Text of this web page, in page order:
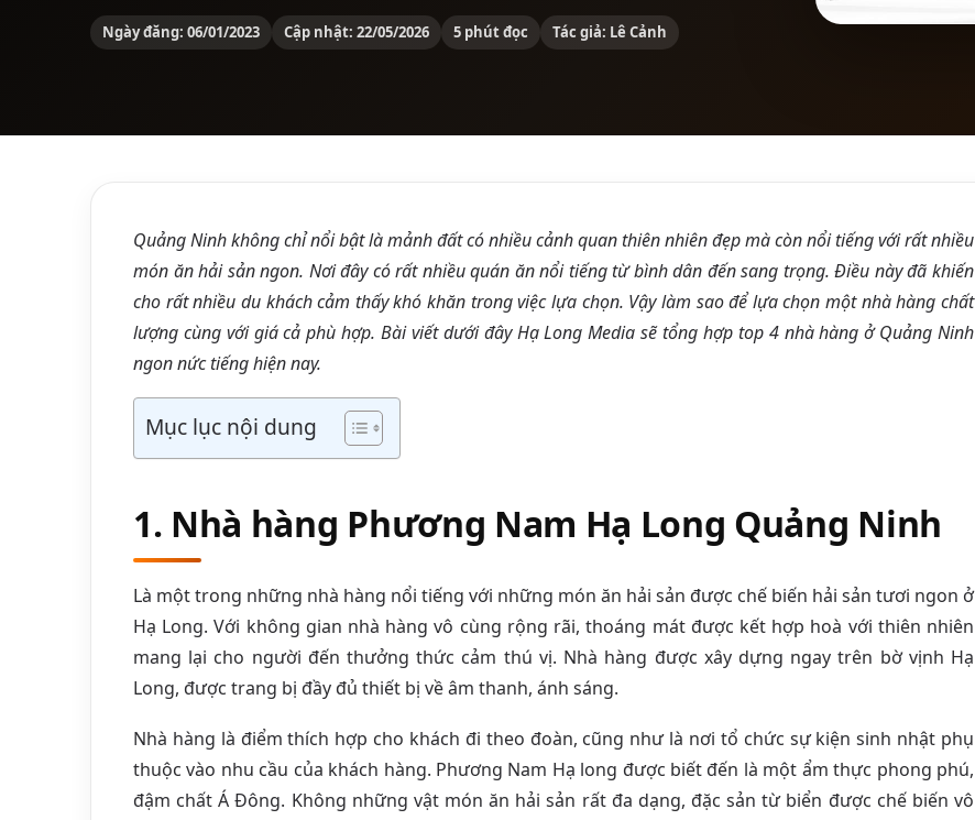
Ngày đăng: 06/01/2023 Cập nhật: 22/05/2026 5 phút đọc Tác giả: Lê Cảnh
Quảng Ninh không chỉ nổi bật là mảnh đất có nhiều cảnh quan thiên nhiên đẹp mà còn nổi tiếng với rất nhiều
món ăn hải sản ngon. Nơi đây có rất nhiều quán ăn nổi tiếng từ bình dân đến sang trọng. Điều này đã khiến
cho rất nhiều du khách cảm thấy khó khăn trong việc lựa chọn. Vậy làm sao để lựa chọn một nhà hàng chất
lượng cùng với giá cả phù hợp. Bài viết dưới đây Hạ Long Media sẽ tổng hợp top 4 nhà hàng ở Quảng Ninh
ngon nức tiếng hiện nay.
Mục lục nội dung
1. Nhà hàng Phương Nam Hạ Long Quảng Ninh
Là một trong những nhà hàng nổi tiếng với những món ăn hải sản được chế biến hải sản tươi ngon ở
Hạ Long. Với không gian nhà hàng vô cùng rộng rãi, thoáng mát được kết hợp hoà với thiên nhiên
mang lại cho người đến thưởng thức cảm thú vị. Nhà hàng được xây dựng ngay trên bờ vịnh Hạ
Long, được trang bị đầy đủ thiết bị về âm thanh, ánh sáng.
Nhà hàng là điểm thích hợp cho khách đi theo đoàn, cũng như là nơi tổ chức sự kiện sinh nhật phụ
thuộc vào nhu cầu của khách hàng. Phương Nam Hạ long được biết đến là một ẩm thực phong phú,
đậm chất Á Đông. Không những vật món ăn hải sản rất đa dạng, đặc sản từ biển được chế biến vô